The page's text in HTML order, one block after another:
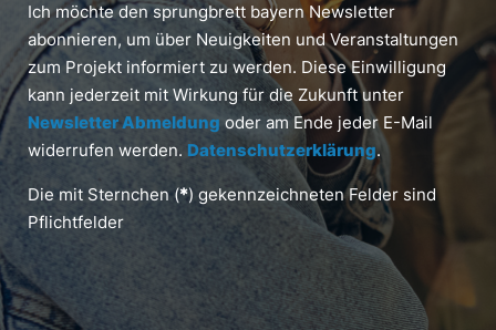
Ich möchte den sprungbrett bayern Newsletter
abonnieren, um über Neuigkeiten und Veranstaltungen
zum Projekt informiert zu werden. Diese Einwilligung
kann jederzeit mit Wirkung für die Zukunft unter
Newsletter Abmeldung oder am Ende jeder E-Mail
widerrufen werden. Datenschutzerklärung.
Die mit Sternchen (*) gekennzeichneten Felder sind
Pflichtfelder